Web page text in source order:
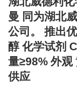
曼 同为湖北
公司。 推出
醇 化学试剂
量≥98% 外观
供应